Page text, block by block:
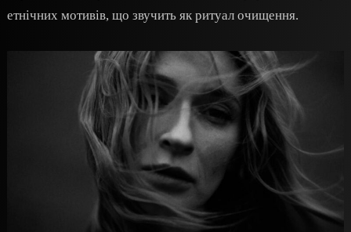
етнічних мотивів, що звучить як ритуал очищення.